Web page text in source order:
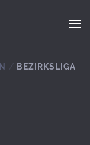
BEZIRKSLIGA